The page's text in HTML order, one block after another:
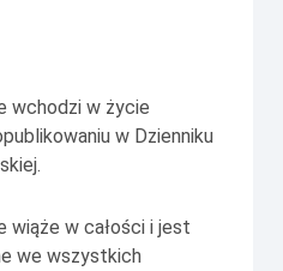
wchodzi w życie
w Dzienniku
.
wiąże w całości i jest
we wszystkich